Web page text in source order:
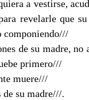
a vestirse,
revelarle que
componiendo///
de su madre, no
primero///
muere///
su madre///.